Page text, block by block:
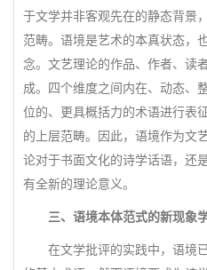
于文学并非客观先在的静态背景
范畴。语境是艺术的本真状态，
念。文艺理论的作品、作者、读
成。四个维度之间内在、动态、
位的、更具概括力的术语进行表
的上层范畴。因此，语境作为文
论对于书面文化的诗学话语，还
有全新的理论意义。
三、语境本体范式的新现象
在文学批评的实践中，语境已